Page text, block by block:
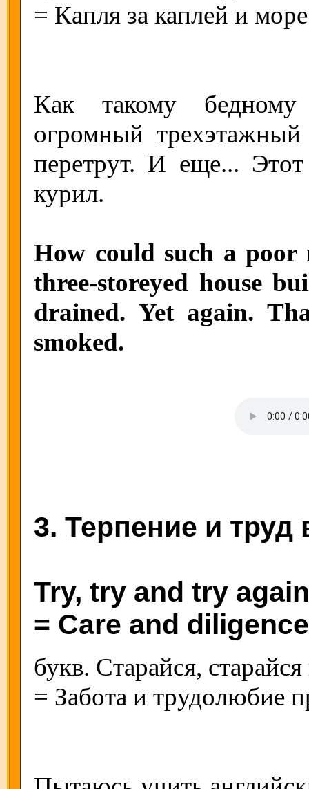
= Капля за каплей и
Как такому
огромный
перетрут. И еще...
курил.
How could such a poor
three-storeyed house
drained. Yet again.
smoked.
3. Терпение и труд
Try, try and try
= Care and
букв. Старайся,
= Забота и трудолюбие